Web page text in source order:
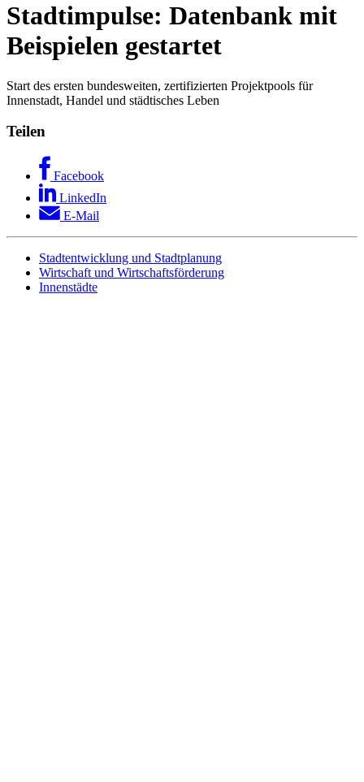
Stadtimpulse: Datenbank mit
Beispielen gestartet
Start des ersten bundesweiten, zertifizierten Projektpools für
Innenstadt, Handel und städtisches Leben
Teilen
Facebook
LinkedIn
E-Mail
Stadtentwicklung und Stadtplanung
Wirtschaft und Wirtschaftsförderung
Innenstädte